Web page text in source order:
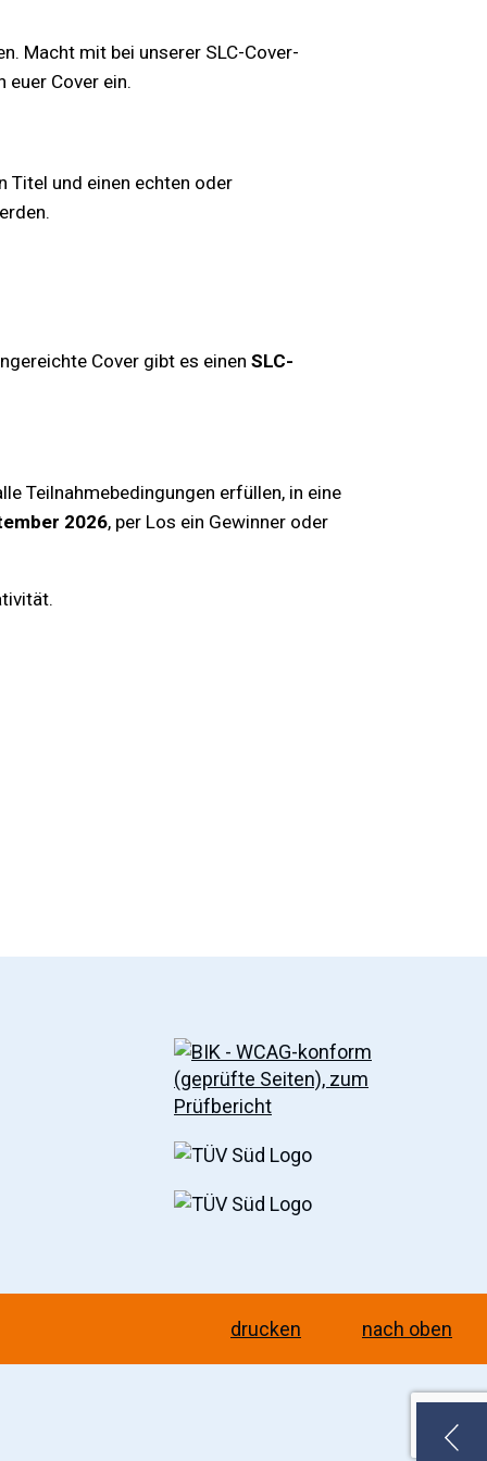
Macht mit bei unserer SLC-Cover-
Cover ein.
Titel und einen echten oder
Cover gibt es einen SLC-
Teilnahmebedingungen erfüllen, in eine
2026, per Los ein Gewinner oder
drucken nach oben